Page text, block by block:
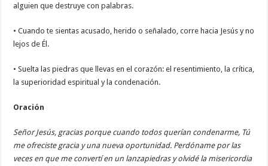
alguien que destruye con palabras.
• Cuando te sientas acusado, herido o señalado, corre hacia Jesús y no
lejos de Él.
• Suelta las piedras que llevas en el corazón: el resentimiento, la crítica,
la superioridad espiritual y la condenación.
Oración
Señor Jesús, gracias porque cuando todos querían condenarme, Tú
me ofreciste gracia y una nueva oportunidad. Perdóname por las
veces en que me convertí en un lanzapiedras y olvidé la misericordia